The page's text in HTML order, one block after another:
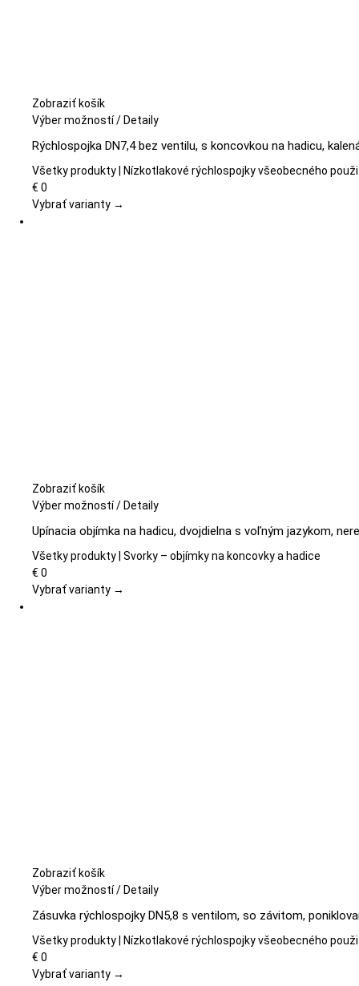
Zobraziť košík
Výber možnostíTento
má
viacero
Možnosti
/Detaily
Rýchlospojka DN7,4 bez ventilu, s koncovkou na hadicu,
Všetky produkty | Nízkotlakové rýchlospojky všeobecného
€ 0
Vybrať varianty →
Zobraziť košík
Výber možností Tento
má
viacero
Možnosti
/Detaily
Upínacia objímka na hadicu, dvojdielna s voľným jazykom,
Všetky produkty | Svorky – objímky na koncovky a hadice
€ 0
Vybrať varianty →
Zobraziť košík
Výber možnostíTento
má
viacero
Možnosti
/Detaily
Zásuvka rýchlospojky DN5,8 s ventilom, so závitom,
Všetky produkty | Nízkotlakové rýchlospojky všeobecného
€ 0
Vybrať varianty →